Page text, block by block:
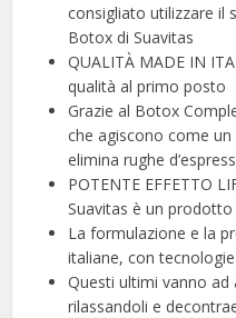
consigliato utilizzare il
Botox di Suavitas
QUALITÀ MADE IN
qualità al primo posto
Grazie al Botox
che agiscono come
elimina rughe
POTENTE EFFETTO
Suavitas è un
La formulazione e la
italiane, con
Questi ultimi vanno ad
rilassandoli e